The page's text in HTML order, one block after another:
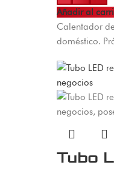
Añadir al
Calentador
doméstico.
Tubo